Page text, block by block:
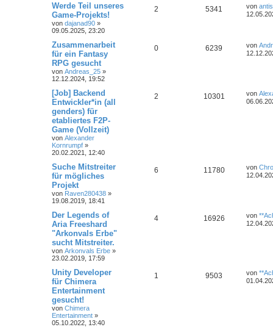
Werde Teil unseres
Game-Projekts!
von dajanad90 »
09.05.2025, 23:20
2 5341 von
Zusammenarbeit
für ein Fantasy
RPG gesucht
von Andreas_25 »
12.12.2024, 19:52
0 6239 von
[Job] Backend
Entwickler*in (all
genders) für
etabliertes F2P-
Game (Vollzeit)
von Alexander
Kornrumpf »
20.02.2021, 12:40
2 10301 von
Suche Mitstreiter
für mögliches
Projekt
von Raven280438 »
19.08.2019, 18:41
6 11780 von
Der Legends of
Aria Freeshard
"Arkonvals Erbe"
sucht Mitstreiter.
von Arkonvals Erbe »
23.02.2019, 17:59
4 16926 von
Unity Developer
für Chimera
Entertainment
gesucht!
von Chimera
Entertainment »
05.10.2022, 13:40
1 9503 von